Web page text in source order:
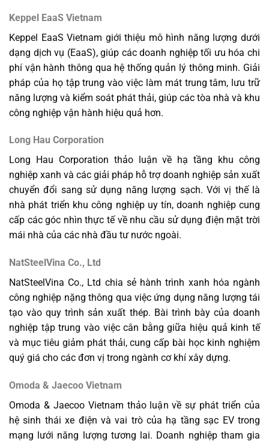
Keppel EaaS Vietnam
Keppel EaaS Vietnam giới thiệu mô hình năng lượng dưới
dạng dịch vụ (EaaS), giúp các doanh nghiệp tối ưu hóa chi
phí vận hành thông qua hệ thống quản lý thông minh. Giải
pháp của họ tập trung vào việc làm mát trung tâm, lưu trữ
năng lượng và kiểm soát phát thải, giúp các tòa nhà và khu
công nghiệp vận hành hiệu quả hơn.
Long Hau Corporation
Long Hau Corporation thảo luận về hạ tầng khu công
nghiệp xanh và các giải pháp hỗ trợ doanh nghiệp sản xuất
chuyển đổi sang sử dụng năng lượng sạch. Với vị thế là
nhà phát triển khu công nghiệp uy tín, doanh nghiệp cung
cấp các góc nhìn thực tế về nhu cầu sử dụng điện mặt trời
mái nhà của các nhà đầu tư nước ngoài.
NatSteelVina Co., Ltd
NatSteelVina Co., Ltd chia sẻ hành trình xanh hóa ngành
công nghiệp nặng thông qua việc ứng dụng năng lượng tái
tạo vào quy trình sản xuất thép. Bài trình bày của doanh
nghiệp tập trung vào việc cân bằng giữa hiệu quả kinh tế
và mục tiêu giảm phát thải, cung cấp bài học kinh nghiệm
quý giá cho các đơn vị trong ngành cơ khí xây dựng.
Omoda & Jaecoo Vietnam
Omoda & Jaecoo Vietnam thảo luận về sự phát triển của
hệ sinh thái xe điện và vai trò của hạ tầng sạc EV trong
mạng lưới năng lượng tương lai. Doanh nghiệp tham gia